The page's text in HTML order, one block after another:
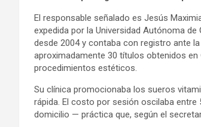
El responsable señalado es Jesús
expedida por la Universidad Autónoma
desde 2004 y contaba con registro ante
aproximadamente 30 títulos obtenidos
procedimientos estéticos.
Su clínica promocionaba los sueros
rápida. El costo por sesión oscilaba
domicilio — práctica que, según el